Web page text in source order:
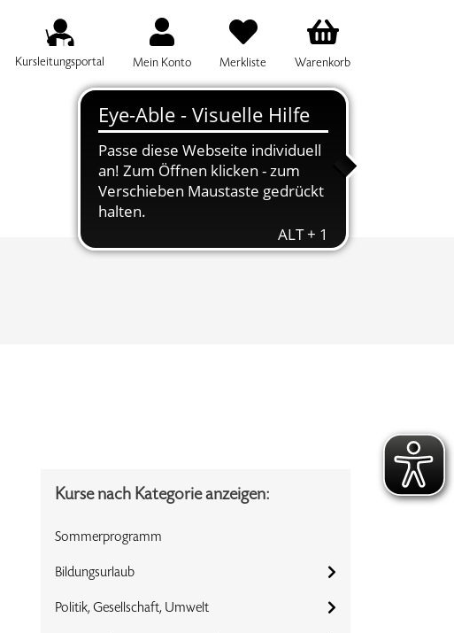
Kursleitungsportal Mein Konto Merkliste Warenkorb
SUCHBEGRIFF FÜR DIE KURSSUCHE EINGEBEN
Kurse nach Kategorie anzeigen:
Sommerprogramm
Bildungsurlaub
Politik, Gesellschaft, Umwelt